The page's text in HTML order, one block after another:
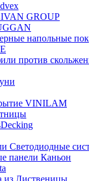
GROUP
напольные
против
VINILAM
Светодиодные
панели Каньон
из Лиственицы